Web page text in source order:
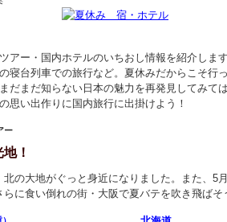
アー・国内ホテルのいちおし情報を紹介しま
寝台列車での旅行など。夏休みだからこそ行
だまだ知らない日本の魅力を再発見してみて
思い出作りに国内旅行に出掛けよう！
！
の大地がぐっと身近になりました。また、5
らに食い倒れの街・大阪で夏バテを吹き飛ばそ